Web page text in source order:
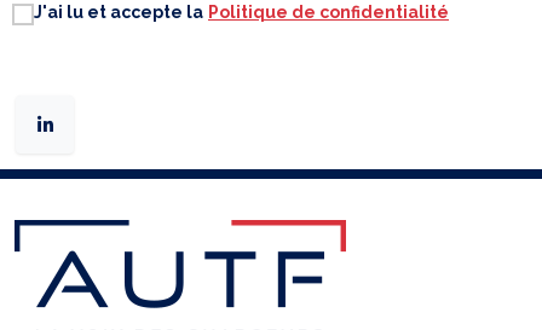
J'ai lu et accepte la Politique de confidentialité